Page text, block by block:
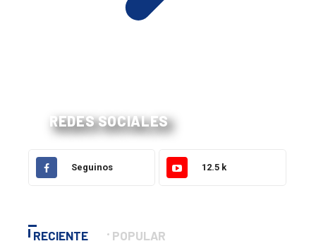
REDES SOCIALES
Seguinos 12.5 k
RECIENTE POPULAR